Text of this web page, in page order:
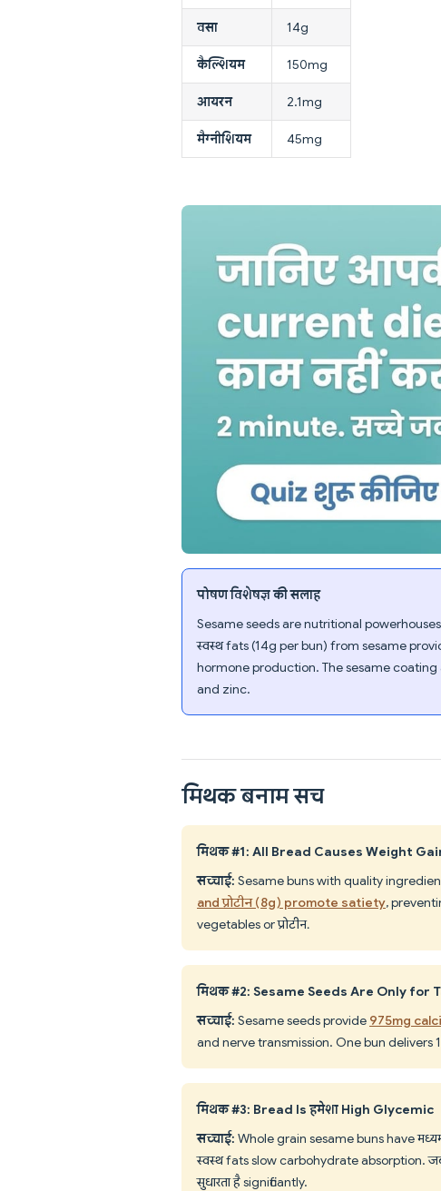
वसा 14g
कैल्शियम 150mg
आयरन 2.1mg
मैग्नीशियम 45mg
पोषण विशेषज्ञ की सलाह
Sesame seeds are nutritional
स्वस्थ fats (14g per bun) from sesame
hormone production. The sesame
and zinc.
मिथक बनाम सच
मिथक #1: All Bread Causes Weight
सच्चाई: Sesame buns with quality
and प्रोटीन (8g) promote satiety,
vegetables or प्रोटीन.
मिथक #2: Sesame Seeds Are Only for
सच्चाई: Sesame seeds provide 975mg
and nerve transmission. One bun
मिथक #3: Bread Is हमेशा High Glycemic
सच्चाई: Whole grain sesame buns have
स्वस्थ fats slow carbohydrate absorption.
सुधारता है significantly.